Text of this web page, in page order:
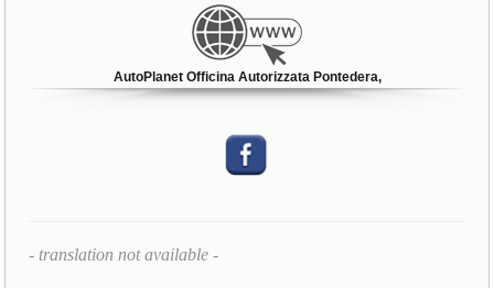
AutoPlanet Officina Autorizzata Pontedera,
- translation not available -